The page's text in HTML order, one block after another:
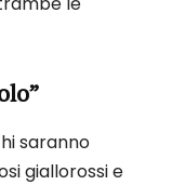
saranno
giallorossi e